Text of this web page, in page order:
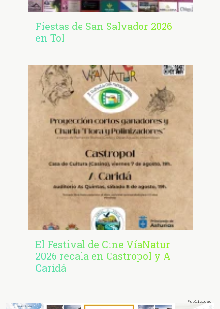
Fiestas de San Salvador 2026
en Tol
El Festival de Cine VíaNatur
2026 recala en Castropol y A
Caridá